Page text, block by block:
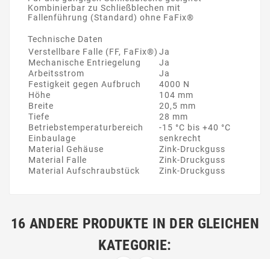
Kombinierbar zu Schließblechen mit
Fallenführung (Standard) ohne FaFix®
Technische Daten
Verstellbare Falle (FF, FaFix®) Ja
Mechanische Entriegelung
Ja
Arbeitsstrom
Ja
Festigkeit gegen Aufbruch
4000 N
Höhe
104 mm
Breite
20,5 mm
Tiefe
28 mm
Betriebstemperaturbereich
-15 °C bis +40 °C
Einbaulage
senkrecht
Material Gehäuse
Zink-Druckguss
Material Falle
Zink-Druckguss
Material Aufschraubstück
Zink-Druckguss
16 ANDERE PRODUKTE IN DER GLEICHEN
KATEGORIE: